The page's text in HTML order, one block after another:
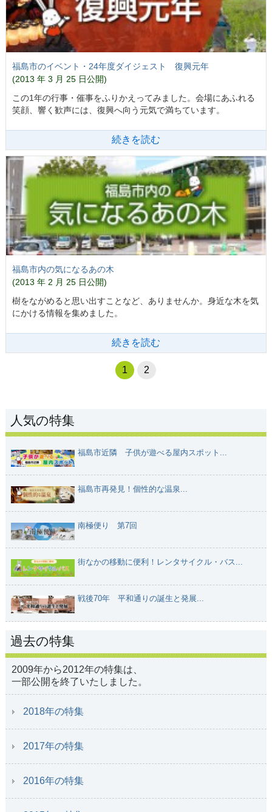
福島市のイベント・24年度ダイジェスト 復興元年
(2013 年 3 月 25 日公開)
この1年の行事・催事をふりかえってみました。会場にあふれる
笑顔、響く歓声には、復興へ向う元気で満ちています。
続きを読む
福島市内の気になるあの木
(2013 年 2 月 25 日公開)
樹をながめると思い出すことなど、ありませんか。身近な木を気
にかける情報を集めました。
続きを読む
1 2
人気の特集
福島市近隣 子供が遊べる屋内スポット...
福島市再発見！個性的な温泉...
南極便り 第7回
街なかの移動に便利！レンタサイクル・バス...
戦後70年 平和通りの誕生と発展...
過去の特集
2009年から2012年の特集は、
一部公開を終了いたしました。
2018年の特集
2017年の特集
2016年の特集